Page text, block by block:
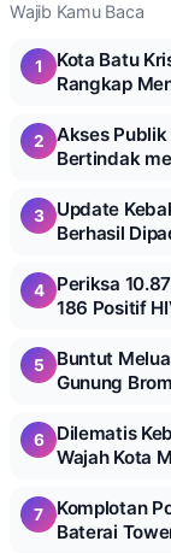
Wajib Kamu Baca
1
Kota Batu
Rangkap
2
Akses
Bertindak
3
Update
Berhasil
4
Periksa
186 Positif
5
Buntut
Gunung
6
Dilematis
Wajah Kota
7
Komplotan
Baterai